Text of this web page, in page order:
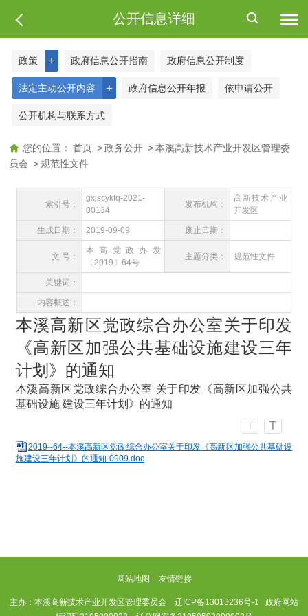
公开信息详细
＋
政策 政府信息公开指南 政府信息公开制度
＋
法定主动公开内容 政府信息公开年报 依申请公开
公开机构与联系方式
您的位置： 首页 > 政务公开 > 本溪高新技术产业开发区管理委
员会 > 规范性文件
索引号：
gxjscykfq-2021-
00134
发布机构：
高新技术产业
开发区
生成日期： 2019-09-09 废止日期：
文 号：
本高党政办发
〔2019〕64号
主题分类： 规范性文件
关键词：
内容概述：
本溪高新区党政综合办公室关于印发
《高新区加强公共基础设施建设三年
计划》的通知
本溪高新区党政综合办公室 关于印发《高新区加强公共
基础设施 建设三年计划》的通知
T T
2019--64--本溪高新区党政综合办公室关于印发《高新区加强公共基础设
施建设三年计划》的通知-0909.doc
网站地图 友情链接
主办：本溪高新技术产业开发区管理委员会 辽ICP备13013236号-1
政府网站